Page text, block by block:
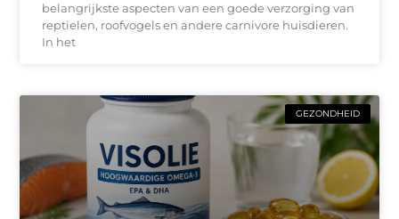
belangrijkste aspecten van een goede verzorging van
reptielen, roofvogels en andere carnivore huisdieren.
In het
GEZONDHEID